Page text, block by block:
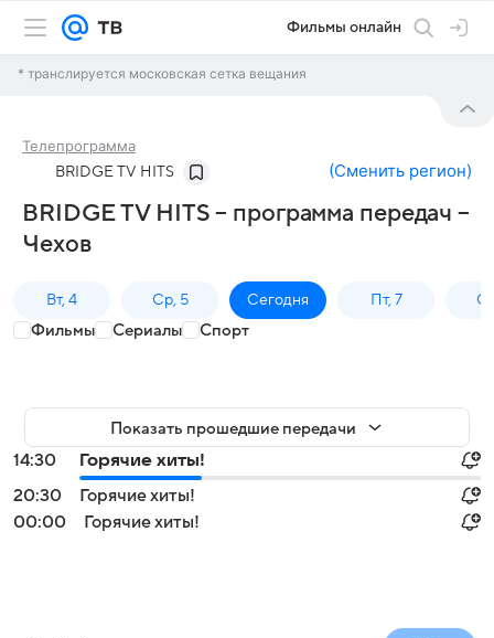
Фильмы онлайн
* транслируется московская сетка вещания
Телепрограмма
BRIDGE TV HITS (Сменить регион)
BRIDGE TV HITS – программа передач –
Чехов
Вт, 4 Ср, 5 Сегодня Пт, 7
Фильмы Сериалы Спорт
Показать прошедшие передачи
14:30
Горячие хиты!
20:30
Горячие хиты!
00:00
Горячие хиты!